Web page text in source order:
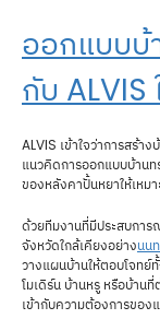
ออกแบบบ้
กับ ALVIS
ALVIS เข้าใจว่าการสร้
แนวคิดการออกแบบบ้านท
ของหลังคาปั้นหยาให้เหม
ด้วยทีมงานที่มีประสบกา
จังหวัดใกล้เคียงอย่างนน
วางแผนบ้านให้ตอบโจทย์
โมเดิร์น บ้านหรู หรือบ้าน
เข้ากับความต้องการของ